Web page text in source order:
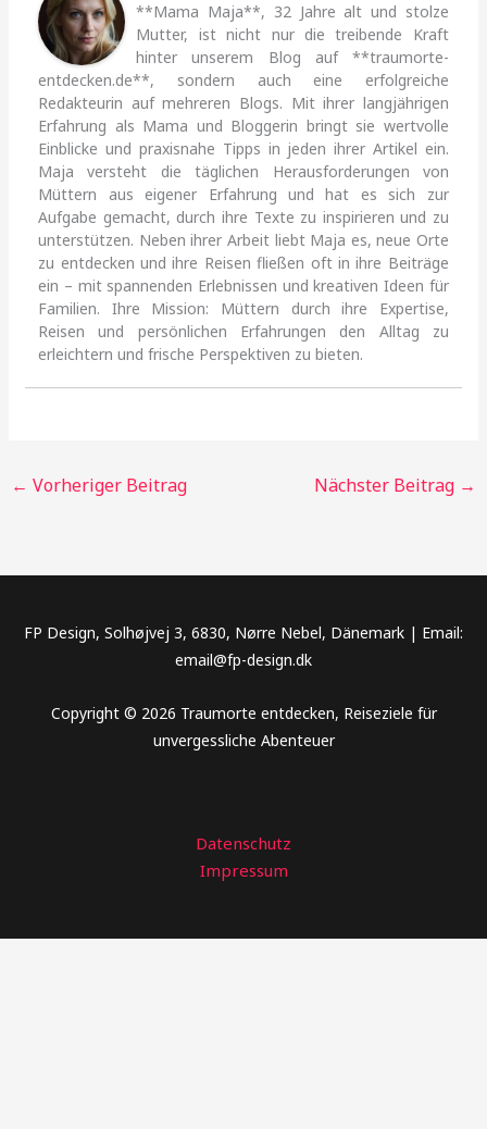
**Mama Maja**, 32 Jahre alt und stolze
Mutter, ist nicht nur die treibende Kraft
hinter unserem Blog auf **traumorte-
entdecken.de**, sondern auch eine erfolgreiche
Redakteurin auf mehreren Blogs. Mit ihrer langjährigen
Erfahrung als Mama und Bloggerin bringt sie wertvolle
Einblicke und praxisnahe Tipps in jeden ihrer Artikel ein.
Maja versteht die täglichen Herausforderungen von
Müttern aus eigener Erfahrung und hat es sich zur
Aufgabe gemacht, durch ihre Texte zu inspirieren und zu
unterstützen. Neben ihrer Arbeit liebt Maja es, neue Orte
zu entdecken und ihre Reisen fließen oft in ihre Beiträge
ein – mit spannenden Erlebnissen und kreativen Ideen für
Familien. Ihre Mission: Müttern durch ihre Expertise,
Reisen und persönlichen Erfahrungen den Alltag zu
erleichtern und frische Perspektiven zu bieten.
← Vorheriger Beitrag Nächster Beitrag →
FP Design, Solhøjvej 3, 6830, Nørre Nebel, Dänemark | Email:
email@fp-design.dk
Copyright © 2026 Traumorte entdecken, Reiseziele für
unvergessliche Abenteuer
Datenschutz
Impressum